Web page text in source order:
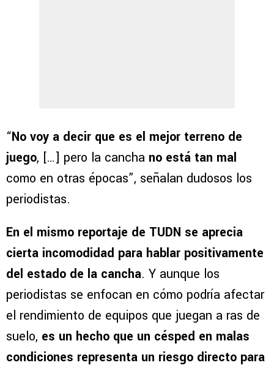
“No voy a decir que es el mejor terreno de
juego, […] pero la cancha no está tan mal
como en otras épocas”, señalan dudosos los
periodistas.
En el mismo reportaje de TUDN se aprecia
cierta incomodidad para hablar positivamente
del estado de la cancha. Y aunque los
periodistas se enfocan en cómo podría afectar
el rendimiento de equipos que juegan a ras de
suelo, es un hecho que un césped en malas
condiciones representa un riesgo directo para